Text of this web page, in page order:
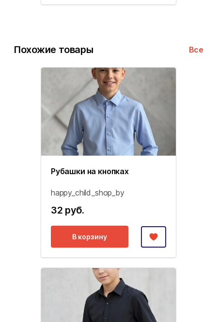
Похожие товары Все
Рубашки на кнопках
happy_child_shop_by
32 руб.
В корзину